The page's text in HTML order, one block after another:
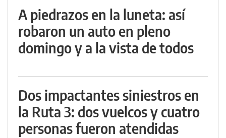
A piedrazos en la luneta: así
robaron un auto en pleno
domingo y a la vista de todos
Dos impactantes siniestros en
la Ruta 3: dos vuelcos y cuatro
personas fueron atendidas